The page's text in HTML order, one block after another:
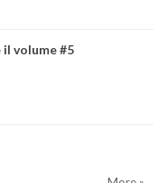
volume #5